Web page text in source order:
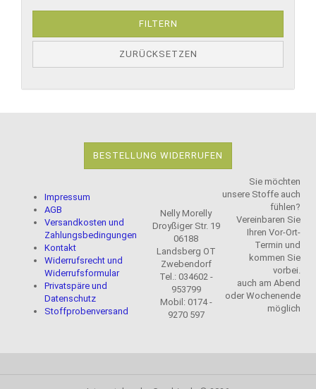
FILTERN
ZURÜCKSETZEN
BESTELLUNG WIDERRUFEN
Impressum
AGB
Versandkosten und
Zahlungsbedingungen
Kontakt
Widerrufsrecht und
Widerrufsformular
Privatspäre und
Datenschutz
Stoffprobenversand
Nelly Morelly
Droyßiger Str. 19
06188
Landsberg OT
Zwebendorf
Tel.: 034602 -
953799
Mobil: 0174 -
9270 597
Sie möchten
unsere Stoffe auch
fühlen?
Vereinbaren Sie
Ihren Vor-Ort-
Termin und
kommen Sie
vorbei.
auch am Abend
oder Wochenende
möglich